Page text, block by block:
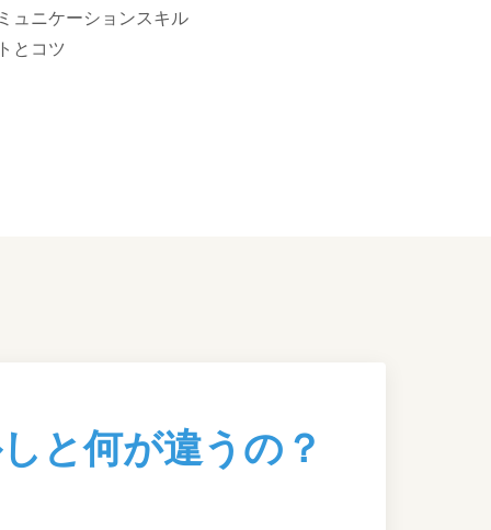
ュニケーションスキル
とコツ
と何が違うの？